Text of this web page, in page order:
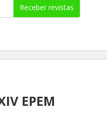
Receber revistas
EPEM